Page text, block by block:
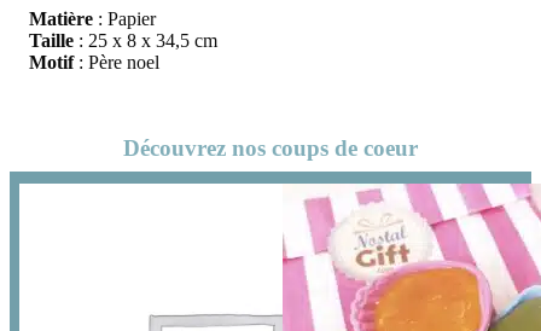
Matière : Papier
Taille : 25 x 8 x 34,5 cm
Motif: Père noel
Découvrez nos coups de coeur